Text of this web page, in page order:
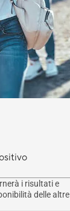
i risultati e
delle altre